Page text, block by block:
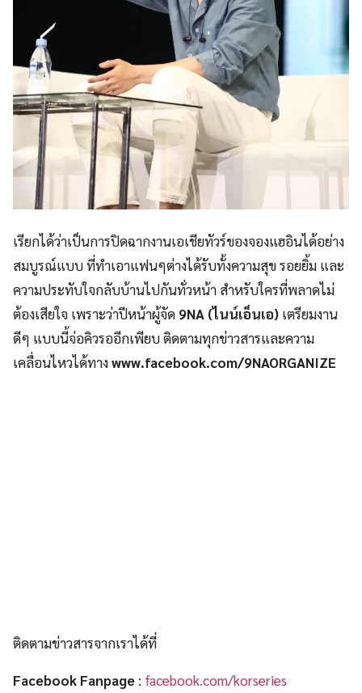
เรียกได้ว่าเป็นการปิดฉากงานเอเชียทัวร์ของจองแฮอินได้อย่าง
สมบูรณ์แบบ ที่ทำเอาแฟนๆต่างได้รับทั้งความสุข รอยยิ้ม และ
ความประทับใจกลับบ้านไปกันทั่วหน้า สำหรับใครที่พลาดไม่
ต้องเสียใจ เพราะว่าปีหน้าผู้จัด 9NA (ไนน์เอ็นเอ) เตรียมงาน
ดีๆ แบบนี้จ่อคิวรออีกเพียบ ติดตามทุกข่าวสารและความ
เคลื่อนไหวได้ทางwww.facebook.com/9NAORGANIZE
ติดตามข่าวสารจากเราได้ที่
Facebook Fanpage : facebook.com/korseries